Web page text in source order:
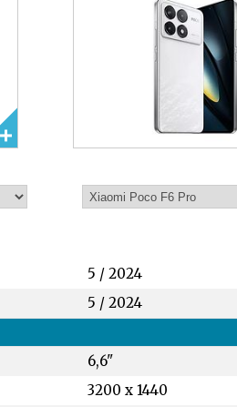
5 / 2024
5 / 2024
6,6"
3200 x 1440